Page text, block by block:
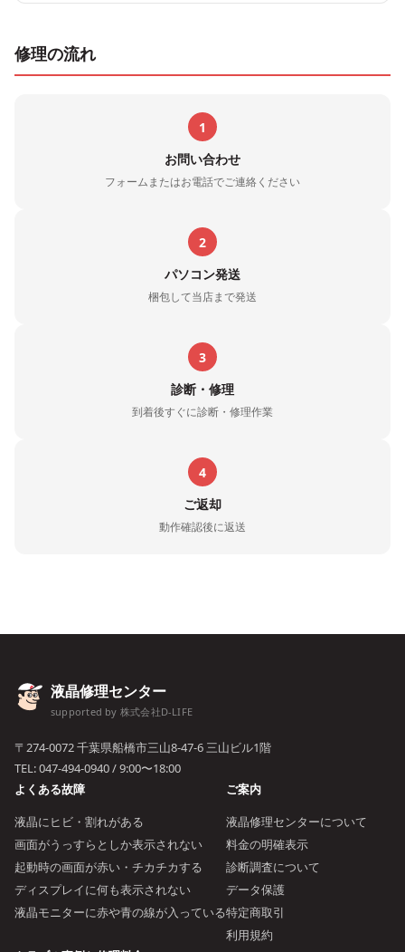
修理の流れ
1
お問い合わせ
フォームまたはお電話でご連絡ください
2
パソコン発送
梱包して当店まで発送
3
診断・修理
到着後すぐに診断・修理作業
4
ご返却
動作確認後に返送
液晶修理センター
supported by 株式会社D-LIFE
〒274-0072 千葉県船橋市三山8-47-6 三山ビル1階
TEL:047-494-0940/ 9:00〜18:00
よくある故障
液晶にヒビ・割れがある
画面がうっすらとしか表示されない
起動時の画面が赤い・チカチカする
ディスプレイに何も表示されない
液晶モニターに赤や青の線が入っている
ご案内
液晶修理センターについて
料金の明確表示
診断調査について
データ保護
特定商取引
利用規約